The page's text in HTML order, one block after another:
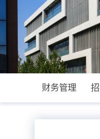
财务管理